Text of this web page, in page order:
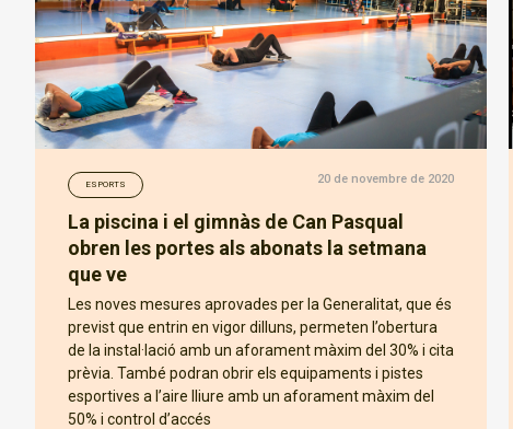
ESPORTS 20 de novembre de 2020
La piscina i el gimnàs de Can Pasqual
obren les portes als abonats la setmana
que ve
Les noves mesures aprovades per la Generalitat, que és
previst que entrin en vigor dilluns, permeten l’obertura
de la instal·lació amb un aforament màxim del 30% i cita
prèvia. També podran obrir els equipaments i pistes
esportives a l’aire lliure amb un aforament màxim del
50% i control d’accés